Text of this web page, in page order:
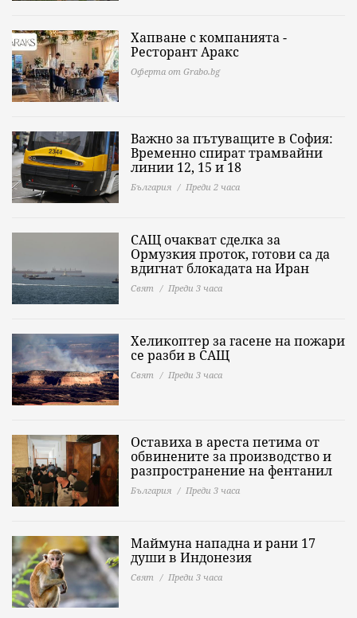
Хапване с компанията -
Ресторант Аракс
Оферта от Grabo.bg
Важно за пътуващите в София:
Временно спират трамвайни
линии 12, 15 и 18
България Преди 2 часа
САЩ очакват сделка за
Ормузкия проток, готови са да
вдигнат блокадата на Иран
Свят Преди 3 часа
Хеликоптер за гасене на пожари
се разби в САЩ
Свят Преди 3 часа
Оставиха в ареста петима от
обвинените за производство и
разпространение на фентанил
България Преди 3 часа
Маймуна нападна и рани 17
души в Индонезия
Свят Преди 3 часа